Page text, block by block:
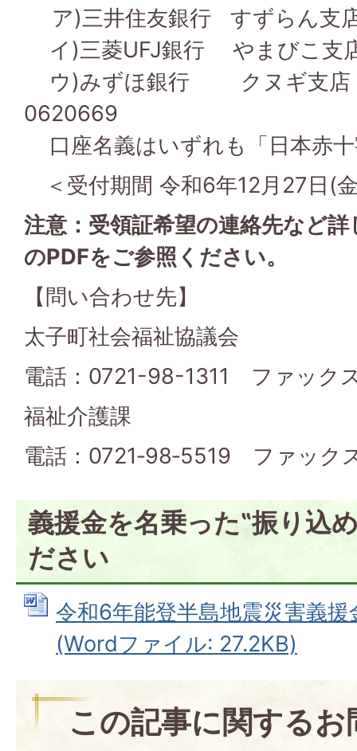
ア)三井住友銀行 すずらん
イ)三菱UFJ銀行 やまびこ
ウ)みずほ銀行 クヌギ
0620669
口座名義はいずれも「日本赤
＜受付期間 令和6年12月27日(
注意：受領証希望の連絡先など
のPDFをご参照ください。
【問い合わせ先】
太子町社会福祉協議会
電話：0721-98-1311 ファック
福祉介護課
電話：0721‐98‐5519 ファック
義援金を名乗った‟振り込
ださい
令和6年能登半島地震災害義
(Wordファイル: 27.2KB)
この記事に関する